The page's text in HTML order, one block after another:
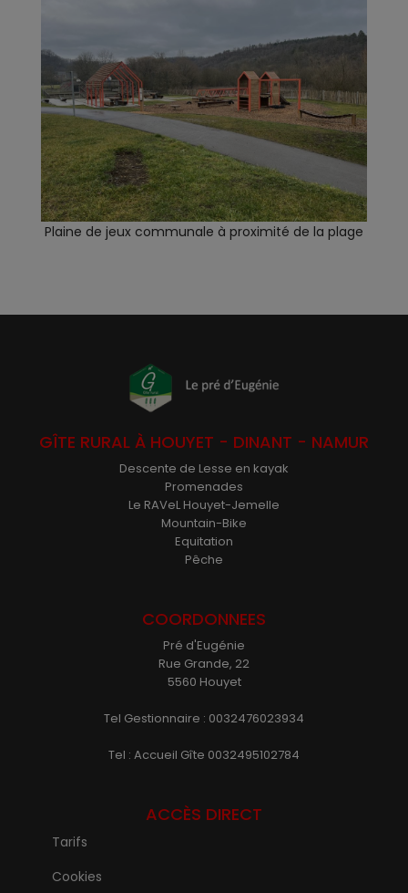
Plaine de jeux communale à proximité de la plage
GÎTE RURAL À HOUYET - DINANT - NAMUR
Descente de Lesse en kayak
Promenades
Le RAVeL Houyet-Jemelle
Mountain-Bike
Equitation
Pêche
COORDONNEES
Pré d'Eugénie
Rue Grande, 22
5560 Houyet
Tel Gestionnaire : 0032476023934
Tel : Accueil Gîte 0032495102784
ACCÈS DIRECT
Tarifs
Cookies